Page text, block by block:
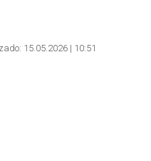
15.05.2026 | 10:51